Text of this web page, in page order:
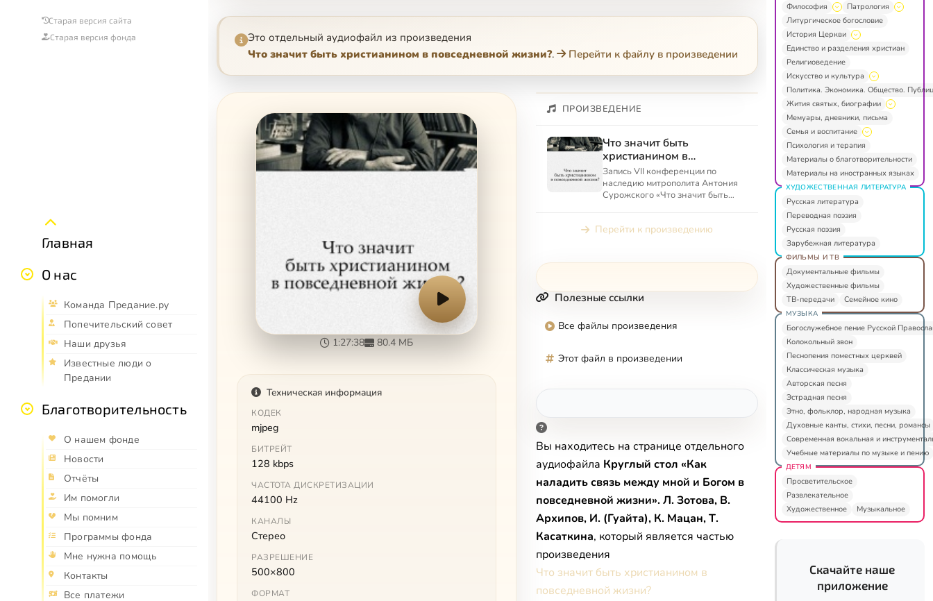
Старая версия сайта
Старая версия фонда
Главная
О нас
Команда Предание.ру
Попечительский совет
Наши друзья
Известные люди о
Предании
Благотворительность
О нашем фонде
Новости
Отчёты
Им помогли
Мы помним
Программы фонда
Мне нужна помощь
Контакты
Все платежи
Это отдельный аудиофайл из произведения
Что значит быть христианином в повседневной жизни?. Перейти к файлу в произведении
1:27:38 80.4 МБ
Техническая информация
КОДЕК
mjpeg
БИТРЕЙТ
128 kbps
ЧАСТОТА ДИСКРЕТИЗАЦИИ
44100 Hz
КАНАЛЫ
Стерео
РАЗРЕШЕНИЕ
500×800
ФОРМАТ
ПРОИЗВЕДЕНИЕ
Что значит быть
христианином в
повседневной жизни?
Запись VII конференции по
наследию митрополита Антония
Сурожского «Что значит быть
Москва...
Перейти к произведению
Полезные ссылки
Все файлы произведения
Этот файл в произведении
Вы находитесь на странице отдельного
аудиофайла Круглый стол «Как
наладить связь между мной и Богом в
повседневной жизни». Л. Зотова, В.
Архипов, И. (Гуайта), К. Мацан, Т.
Касаткина, который является частью
произведения
Что значит быть христианином в
повседневной жизни?
Философия
Патрология
Литургическое богословие
История Церкви
Единство и разделения христиан
Религиоведение
Искусство и культура
Политика. Экономика. Общество.
Жития святых, биографии
Мемуары, дневники, письма
Семья и воспитание
Психология и терапия
Материалы о благотворительности
Материалы на иностранных языках
ХУДОЖЕСТВЕННАЯ ЛИТЕРАТУРА
Русская литература
Переводная поэзия
Русская поэзия
Зарубежная литература
ФИЛЬМЫ И ТВ
Документальные фильмы
Художественные фильмы
ТВ-передачи
Семейное кино
МУЗЫКА
Богослужебное пение Русской
Колокольный звон
Песнопения поместных церквей
Классическая музыка
Авторская песня
Эстрадная песня
Этно, фольклор, народная музыка
Духовные канты, стихи, песни, романсы
Современная вокальная и
Учебные материалы по музыке и пению
ДЕТЯМ
Просветительское
Развлекательное
Художественное
Музыкальное
Скачайте наше
приложение